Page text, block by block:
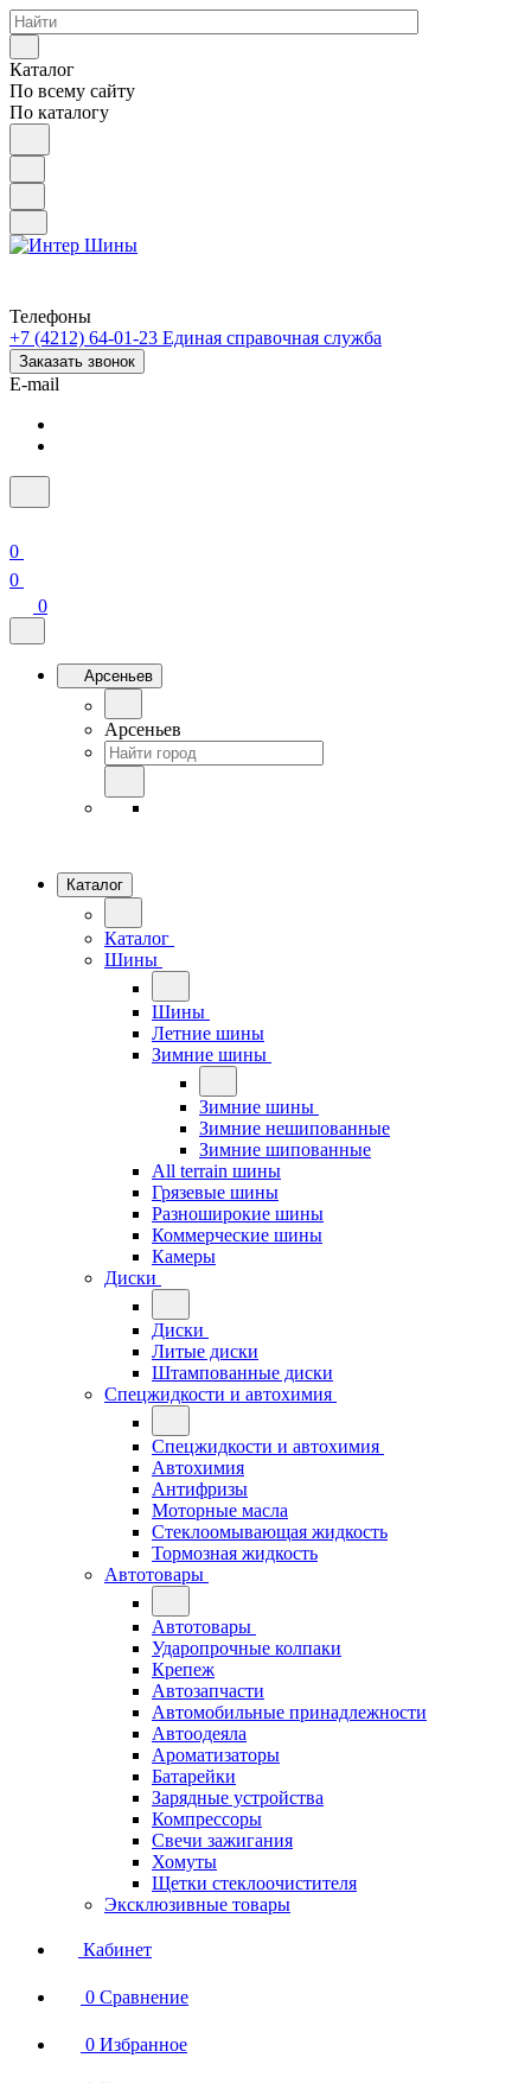
Каталог
По всему сайту
По каталогу
Телефоны
+7 (4212) 64-01-23 Единая справочная служба
Заказать звонок
E-mail
0
0
0
Арсеньев
Арсеньев
Каталог
Каталог
Шины
Шины
Летние шины
Зимние шины
Зимние шины
Зимние нешипованные
Зимние шипованные
All terrain шины
Грязевые шины
Разноширокие шины
Коммерческие шины
Камеры
Диски
Диски
Литые диски
Штампованные диски
Спецжидкости и автохимия
Спецжидкости и автохимия
Автохимия
Антифризы
Моторные масла
Стеклоомывающая жидкость
Тормозная жидкость
Автотовары
Автотовары
Ударопрочные колпаки
Крепеж
Автозапчасти
Автомобильные принадлежности
Автоодеяла
Ароматизаторы
Батарейки
Зарядные устройства
Компрессоры
Свечи зажигания
Хомуты
Щетки стеклоочистителя
Эксклюзивные товары
Кабинет
0 Сравнение
0 Избранное